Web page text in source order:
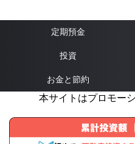
定期預金
投資
お金と節約
本サイトはプロモー